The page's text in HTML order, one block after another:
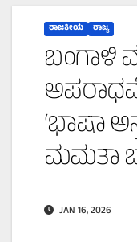
ರಾಜಕೀಯ ರಾಜ್ಯ
ಬಂಗಾಳಿ
‘ಭಾಷಾ
ಮಮತಾ
JAN 16, 2026